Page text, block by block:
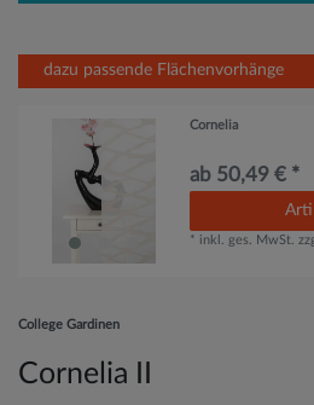
dazu passende Flächenvorhänge
Cornelia
ab 50,49 € *
* inkl. ges. MwSt.
College Gardinen
Cornelia II